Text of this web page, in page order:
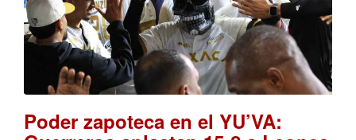
Poder zapoteca en el YU’VA: